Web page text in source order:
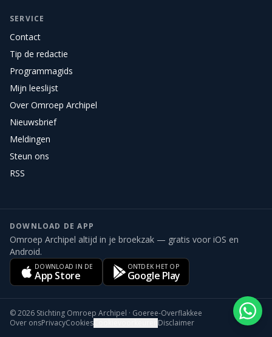
SERVICE
Contact
Tip de redactie
Programmagids
Mijn leeslijst
Over Omroep Archipel
Nieuwsbrief
Meldingen
Steun ons
RSS
DOWNLOAD DE APP
Omroep Archipel altijd in je broekzak — gratis voor iOS en
Android.
DOWNLOAD IN DE
App Store
ONTDEK HET OP
Google Play
©2026 Stichting Omroep Archipel · Goeree-Overflakkee
Over onsPrivacyCookies Disclaimer